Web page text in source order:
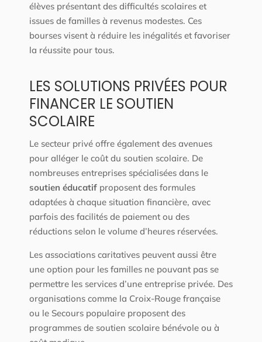
élèves présentant des difficultés scolaires et
issues de familles à revenus modestes. Ces
bourses visent à réduire les inégalités et favoriser
la réussite pour tous.
LES SOLUTIONS PRIVÉES POUR
FINANCER LE SOUTIEN
SCOLAIRE
Le secteur privé offre également des avenues
pour alléger le coût du soutien scolaire. De
nombreuses entreprises spécialisées dans le
soutien éducatif proposent des formules
adaptées à chaque situation financière, avec
parfois des facilités de paiement ou des
réductions selon le volume d’heures réservées.
Les associations caritatives peuvent aussi être
une option pour les familles ne pouvant pas se
permettre les services d’une entreprise privée. Des
organisations comme la Croix-Rouge française
ou le Secours populaire proposent des
programmes de soutien scolaire bénévole ou à